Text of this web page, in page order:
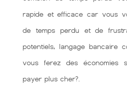
rapide et efficace car vous
de temps perdu et de
potentiels, langage bancaire
vous ferez des économies
payer plus cher?.